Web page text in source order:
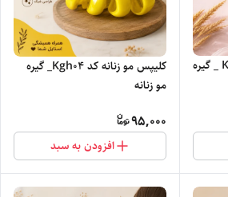
کلیپس مو زنانه مدل KGH01 _ گیره
کلیپس مو زنانه کد Kgh04_ گیره
مو زنانه
95,000
افزودن به سبد